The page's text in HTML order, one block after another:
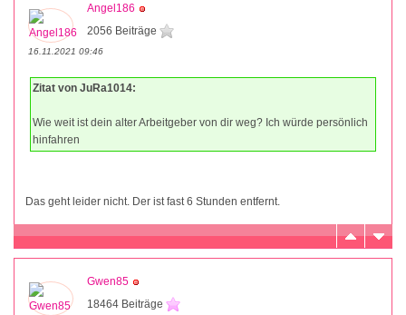
Angel186
2056 Beiträge
16.11.2021 09:46
Zitat von JuRa1014:
Wie weit ist dein alter Arbeitgeber von dir weg? Ich würde persönlich
hinfahren
Das geht leider nicht. Der ist fast 6 Stunden entfernt.
Gwen85
18464 Beiträge